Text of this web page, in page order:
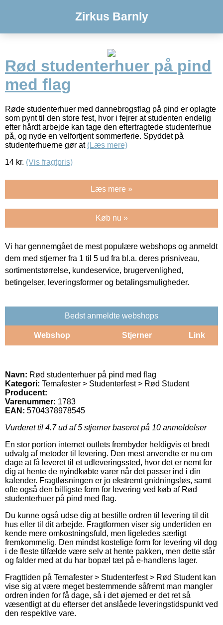
Zirkus Barnly
Rød studenterhuer på pind
med flag
Røde studenterhuer med dannebrogsflag på pind er oplagte
som pynt til den store fest, hvor i fejrer at studenten endelig
efter hårdt arbejde kan tage den eftertragtede studenterhue
på, og nyde en velfortjent sommerferie. Spyddet på
studenterhuerne gør at (Læs mere)
14 kr. (Vis fragtpris)
Læs mere »
Køb nu »
Vi har gennemgået de mest populære webshops og anmeldt
dem med stjerner fra 1 til 5 ud fra bl.a. deres prisniveau,
sortimentstørrelse, kundeservice, brugervenlighed,
betingelser, leveringsformer og betalingsmuligheder.
Bedst anmeldte webshops
Webshop Stjerner Link
Navn: Rød studenterhuer på pind med flag
Kategori: Temafester > Studenterfest > Rød Student
Producent:
Varenummer: 1783
EAN: 5704378978545
Vurderet til 4.7ud af 5 stjerner baseret på 10 anmeldelser
En stor portion internet outlets frembyder heldigvis et bredt
udvalg af metoder til levering. Den mest anvendte er nu om
dage at få leveret til et udleveringssted, hvor det er nemt for
dig at hente de nyindkøbte varer når det passer ind i din
kalender. Fragtløsningen er jo ekstremt gnidningsløs, samt
ofte også den billigste form for levering ved køb af Rød
studenterhuer på pind med flag.
Du kunne også udse dig at bestille ordren til levering til dit
hus eller til dit arbejde. Fragtformen viser sig undertiden en
kende mere omkostningsfuld, men ligeledes særligt
fremkommelig. Den mindst kostelige form for levering vil dog
i de fleste tilfælde være selv at hente pakken, men dette står
og falder med at du har bopæl tæt på e-handlens lager.
Fragttiden på Temafester > Studenterfest > Rød Student kan
vise sig at være meget bestemmende såfremt man mangler
ordren inden for få dage, så i det øjemed er det ret så
væsentligt at du efterser det anslåede leveringstidspunkt ved
den respektive vare.